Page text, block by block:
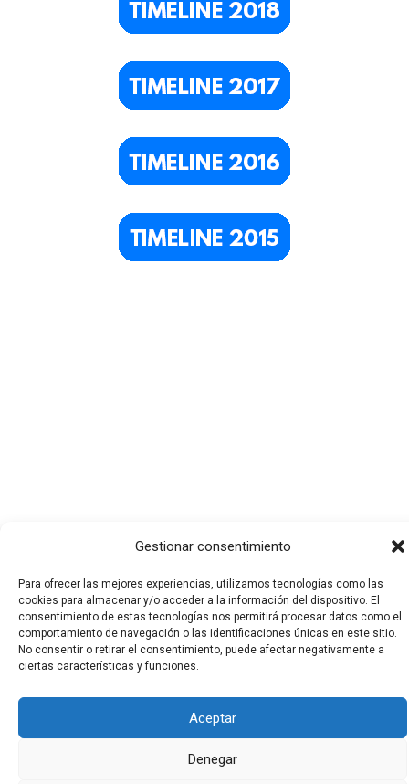
Gestionar consentimiento
Para ofrecer las mejores experiencias, utilizamos tecnologías como las
cookies para almacenar y/o acceder a la información del dispositivo. El
consentimiento de estas tecnologías nos permitirá procesar datos como el
comportamiento de navegación o las identificaciones únicas en este sitio.
No consentir o retirar el consentimiento, puede afectar negativamente a
ciertas características y funciones.
Aceptar
Denegar
Todos los derechos © 2026 El Funerario Digital | Funciona